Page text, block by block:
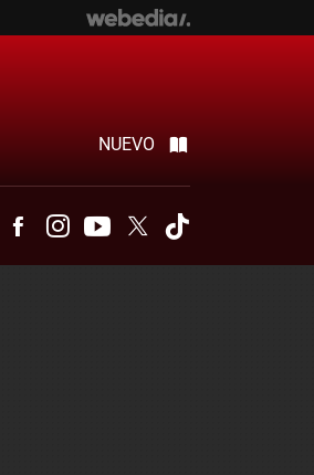
NUEVO
TelegramFacebookInstagramYoutubeTwitter